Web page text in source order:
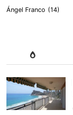
Ángel Franco (14)